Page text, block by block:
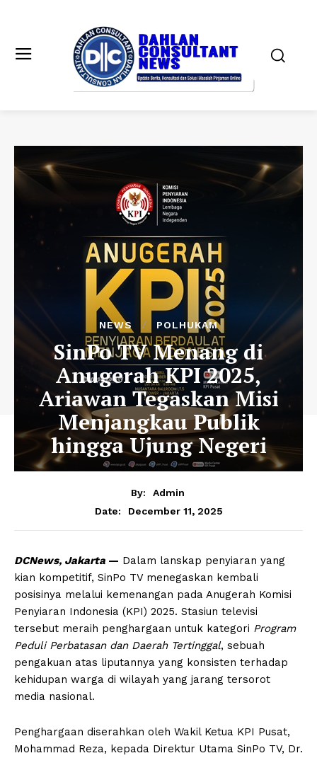
NEWS POLHUKAM
SinPo TV Menang di
Anugerah KPI 2025,
Ariawan Tegaskan Misi
Menjangkau Publik
hingga Ujung Negeri
By:
Admin
Date:
December 11, 2025
DCNews, Jakarta — Dalam lanskap penyiaran yang
kian kompetitif, SinPo TV menegaskan kembali
posisinya melalui kemenangan pada Anugerah Komisi
Penyiaran Indonesia (KPI) 2025. Stasiun televisi
tersebut meraih penghargaan untuk kategori Program
Peduli Perbatasan dan Daerah Tertinggal, sebuah
pengakuan atas liputannya yang konsisten terhadap
kehidupan warga di wilayah yang jarang tersorot
media nasional.
Penghargaan diserahkan oleh Wakil Ketua KPI Pusat,
Mohammad Reza, kepada Direktur Utama SinPo TV, Dr.